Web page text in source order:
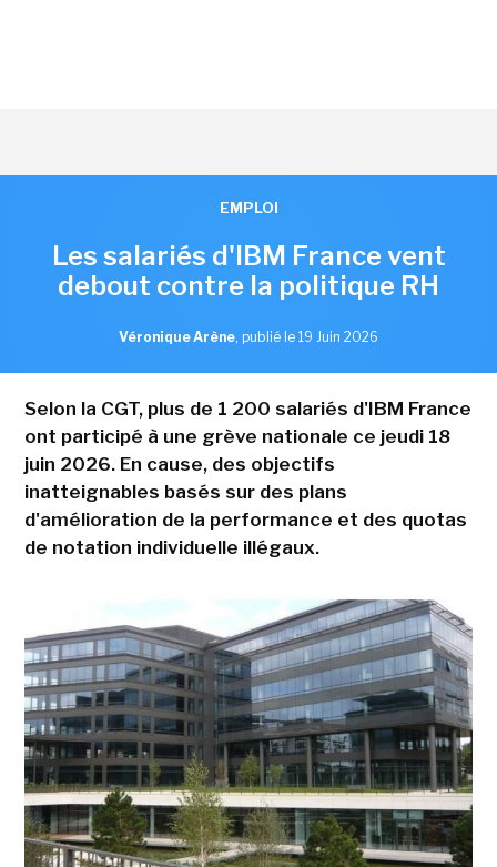
EMPLOI
Les salariés d'IBM France vent
debout contre la politique RH
Véronique Arène, publié le 19 Juin 2026
Selon la CGT, plus de 1 200 salariés d'IBM France
ont participé à une grève nationale ce jeudi 18
juin 2026. En cause, des objectifs
inatteignables basés sur des plans
d'amélioration de la performance et des quotas
de notation individuelle illégaux.